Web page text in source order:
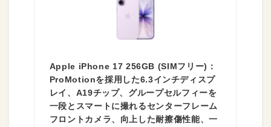
Apple iPhone 17 256GB (SIMフリー)：
ProMotionを採用した6.3インチディスプ
レイ、A19チップ、グループセルフィーを
一段とスマートに撮れるセンターフレーム
フロントカメラ、向上した耐擦傷性能、一